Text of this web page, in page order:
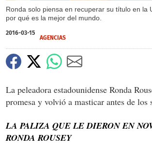
Ronda solo piensa en recuperar su título en la
por qué es la mejor del mundo.
2016-03-15
AGENCIAS
La peleadora estadounidense Ronda
promesa y volvió a masticar antes de los
LA PALIZA QUE LE DIERON EN
RONDA ROUSEY